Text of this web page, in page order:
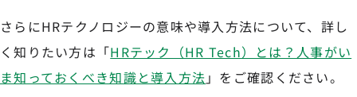
さらにHRテクノロジーの意味や導入方法について、詳し
く知りたい方は「HRテック（HR Tech）とは？人事がい
ま知っておくべき知識と導入方法 」をご確認ください。